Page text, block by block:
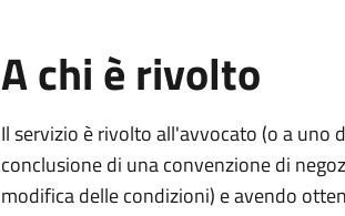
A chi è rivolto
Il servizio è rivolto all'avvocato (o a uno
conclusione di una convenzione di
modifica delle condizioni) e avendo